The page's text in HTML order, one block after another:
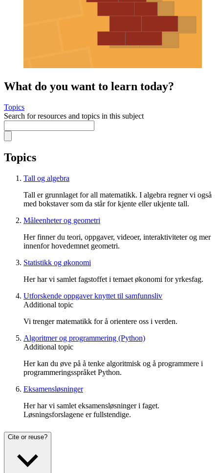
What do you want to learn today?
Topics
Search for resources and topics in this subject
Topics
Tall og algebra
Tall er grunnlaget for all matematikk. I algebra regner vi også
med bokstaver som da står for kjente eller ukjente tall.
Måleenheter og geometri
Her finner du teori, oppgaver, videoer, interaktiviteter og mer
innenfor hovedemnet geometri.
Statistikk og økonomi
Her har vi samlet fagstoffet i temaet økonomi for yrkesfag.
Utforskende oppgaver knyttet til samfunnsliv
Additional topic
Vi trenger matematikk for å orientere oss i verden.
Algoritmer og programmering (Python)
Additional topic
Her kan du øve på å tenke algoritmisk og å programmere i
programmeringsspråket Python.
Eksamensløsninger
Her har vi samlet eksamensløsninger i faget.
Løsningsforslagene er fullstendige.
Cite or reuse?